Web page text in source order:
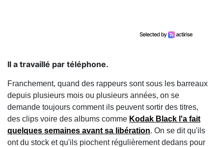
Il a travaillé par téléphone.
Franchement, quand des rappeurs sont sous les barreaux
depuis plusieurs mois ou plusieurs années, on se
demande toujours comment ils peuvent sortir des titres,
des clips voire des albums comme Kodak Black l'a fait
quelques semaines avant sa libération. On se dit qu'ils
ont du stock et qu'ils piochent régulièrement dedans pour